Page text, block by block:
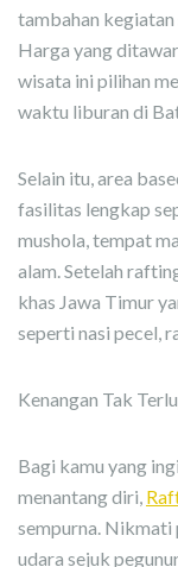
tambahan
Harga yang
wisata ini pilihan
waktu liburan di
Selain itu, area
fasilitas lengkap
mushola, tempat
alam. Setelah
khas Jawa Timur
seperti nasi pecel,
Kenangan Tak
Bagi kamu yang
menantang diri,
sempurna. Nikmati
udara sejuk